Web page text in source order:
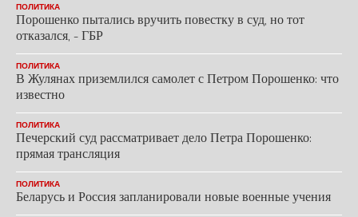
ПОЛИТИКА
Порошенко пытались вручить повестку в суд, но тот
отказался, - ГБР
ПОЛИТИКА
В Жулянах приземлился самолет с Петром Порошенко: что
известно
ПОЛИТИКА
Печерский суд рассматривает дело Петра Порошенко:
прямая трансляция
ПОЛИТИКА
Беларусь и Россия запланировали новые военные учения